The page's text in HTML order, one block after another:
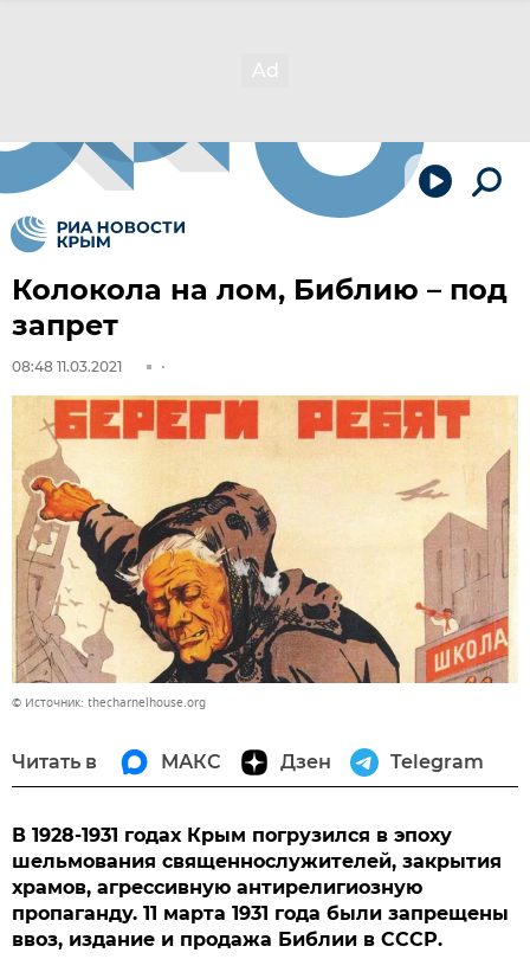
Колокола на лом, Библию – под
запрет
08:48 11.03.2021
© Источник: thecharnelhouse.org
Читать в МАКС Дзен Telegram
В 1928-1931 годах Крым погрузился в эпоху
шельмования священнослужителей, закрытия
храмов, агрессивную антирелигиозную
пропаганду. 11 марта 1931 года были запрещены
ввоз, издание и продажа Библии в СССР.